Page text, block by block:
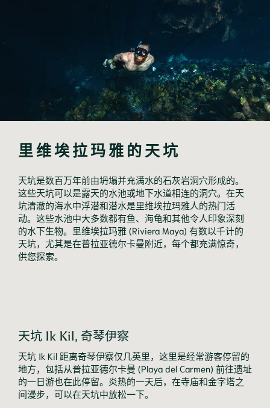
里维埃拉玛雅的天坑
天坑是数百万年前由坍塌并充满水的石灰岩洞穴形成的。
这些天坑可以是露天的水池或地下水道相连的洞穴。在天
坑清澈的海水中浮潜和潜水是里维埃拉玛雅人的热门活
动。这些水池中大多数都有鱼、海龟和其他令人印象深刻
的水下生物。里维埃拉玛雅 (Riviera Maya) 有数以千计的
天坑，尤其是在普拉亚德尔卡曼附近，每个都充满惊奇，
供您探索。
天坑 Ik Kil, 奇琴伊察
天坑 Ik Kil 距离奇琴伊察仅几英里，这里是经常游客停留的
地方，包括从普拉亚德尔卡曼 (Playa del Carmen) 前往遗址
的一日游也在此停留。炎热的一天后，在寺庙和金字塔之
间漫步，可以在天坑中放松一下。